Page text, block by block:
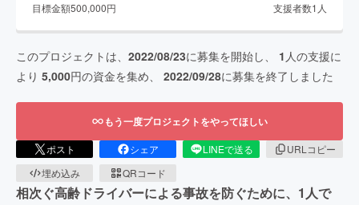
目標金額500,000円 支援者数1 人
このプロジェクトは、 2022/08/23に募集を開始し、 1 人の支援に
より 5,000円の資金を集め、 2022/09/28に募集を終了しました
もう一度プロジェクトをやってほしい
ポスト シェア LINEで送る
URLコピー
埋め込み
QRコード
相次ぐ高齢ドライバーによる事故を防ぐために、1人で